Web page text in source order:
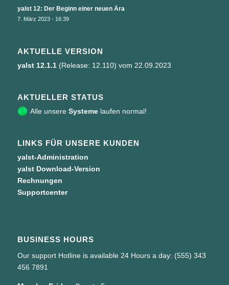
yalst 12: Der Beginn einer neuen Ära
7. März 2023 - 16:39
AKTUELLE VERSION
yalst 12.1.1(Release: 12.110) vom 22.09.2023
AKTUELLER STATUS
Alle unsere Systemelaufen normal!
LINKS FÜR UNSERE KUNDEN
yalst-Administration
yalst Download-Version
Rechnungen
Supportcenter
BUSINESS HOURS
Our support Hotline is available 24 Hours a day: (555) 343
456 7891